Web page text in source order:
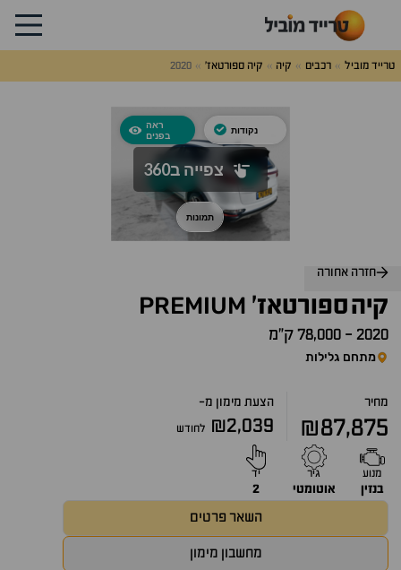
טרייד מוביל רכבים קיה קיה ספורטאז' 2020
חזרה אחורה
קיהספורטאז' PREMIUM
2020
- 78,000 ק״מ
מתחם גלילות
מחיר
₪87,875
הצעת מימון מ-
₪2,039 לחודש
מנוע
בנזין
גיר
אוטומטי
יד
2
השאר פרטים
מחשבון מימון